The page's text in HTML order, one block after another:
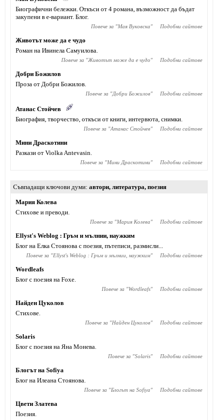
Биографични бележки. Откъси от 4 романа, възможност да бъдат
закупени в е-вариант. Блог.
Повече за "Мая Вуковска" Подобни сайтове
Животът може да е чудо
Роман на Ивинела Самуилова.
Повече за "Животът може да е чудо" Подобни сайтове
Добри Божилов
Проза от Добри Божилов.
Повече за "Добри Божилов" Подобни сайтове
Атанас Стойчев
Биография, творчество, откъси от книги, интервюта, снимки.
Повече за "Атанас Стойчев" Подобни сайтове
Мини Драскотини
Разкази от Violka Antevasin.
Повече за "Мини Драскотини" Подобни сайтове
Съвпадащи ключови думи автори, литература, поезия
Мария Колева
Стихове и преводи.
Повече за "Мария Колева" Подобни сайтове
Ellyst's Weblog : Гръм и мълнии, наужким
Блог на Елка Стоянова с поезия, пътеписи, размисли...
Повече за "Ellyst's Weblog : Гръм и мълнии, наужким" Подобни сайтове
Wordleafs
Блог с поезия на Foxe.
Повече за "Wordleafs" Подобни сайтове
Найден Цуколов
Стихове.
Повече за "Найден Цуколов" Подобни сайтове
Solaris
Блог с поезия на Яна Монева.
Повече за "Solaris" Подобни сайтове
Блогът на Sofiya
Блог на Илеана Стоянова.
Повече за "Блогът на Sofiya" Подобни сайтове
Цвети Златева
Поезия.